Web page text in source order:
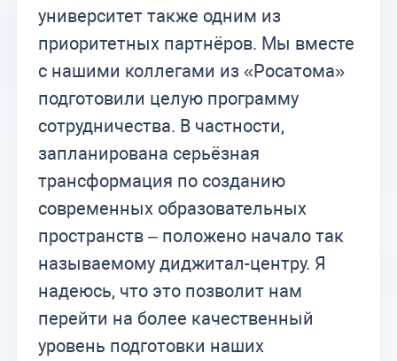
университет также одним из
приоритетных партнёров. Мы вместе
с нашими коллегами из «Росатома»
подготовили целую программу
сотрудничества. В частности,
запланирована серьёзная
трансформация по созданию
современных образовательных
пространств – положено начало так
называемому диджитал-центру. Я
надеюсь, что это позволит нам
перейти на более качественный
уровень подготовки наших